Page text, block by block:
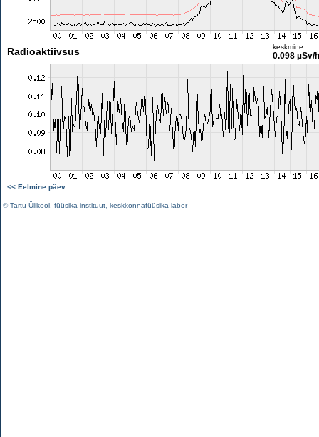
Radioaktiivsus keskmine
0.098 µSv/h
<< Eelmine päev
©Tartu Ülikool füüsika instituut keskkonnafüüsika labor